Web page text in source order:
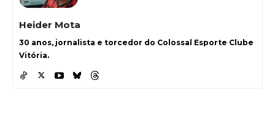
Heider Mota
30 anos, jornalista e torcedor do Colossal Esporte Clube
Vitória.